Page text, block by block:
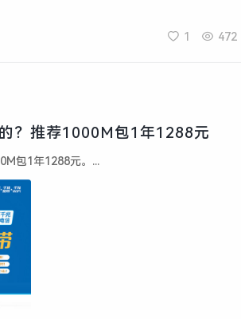
1 472
？推荐1000M包1年1288元
包1年1288元。...